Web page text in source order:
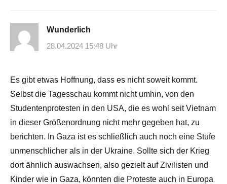
Wunderlich
28.04.2024 15:48 Uhr
Es gibt etwas Hoffnung, dass es nicht soweit kommt.
Selbst die Tagesschau kommt nicht umhin, von den
Studentenprotesten in den USA, die es wohl seit Vietnam
in dieser Größenordnung nicht mehr gegeben hat, zu
berichten. In Gaza ist es schließlich auch noch eine Stufe
unmenschlicher als in der Ukraine. Sollte sich der Krieg
dort ähnlich auswachsen, also gezielt auf Zivilisten und
Kinder wie in Gaza, könnten die Proteste auch in Europa